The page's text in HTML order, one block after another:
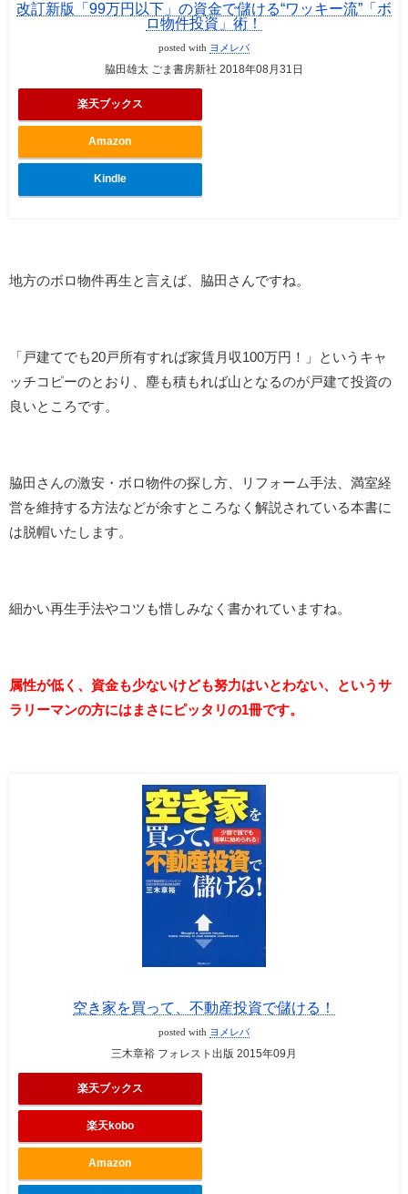
改訂新版「99万円以下」の資金で儲ける“ワッキー流”「ボ
ロ物件投資」術！
posted with ヨメレバ
脇田雄太 ごま書房新社 2018年08月31日
楽天ブックス
Amazon
Kindle
地方のボロ物件再生と言えば、脇田さんですね。
「 戸建てでも20戸所有すれば家賃月収100万円！」というキャ
ッチコピーのとおり、塵も積もれば山となるのが戸建て投資の
良いところです。
脇田さんの激安・ボロ物件の探し方 、リフォーム手法、満室経
営を維持する方法などが余すところなく解説されている本書に
は脱帽いたします。
細かい再生手法やコツも惜しみなく書かれていますね。
属性が低く、資金も少ないけども努力はいとわない、というサ
ラリーマンの方にはまさにピッタリの1冊です。
空き家を買って、不動産投資で儲ける！
posted with ヨメレバ
三木章裕 フォレスト出版 2015年09月
楽天ブックス
楽天kobo
Amazon